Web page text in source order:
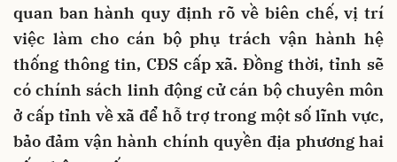
quan ban hành quy định rõ về biên chế, vị trí
việc làm cho cán bộ phụ trách vận hành hệ
thống thông tin, CĐS cấp xã. Đồng thời, tỉnh sẽ
có chính sách linh động cử cán bộ chuyên môn
ở cấp tỉnh về xã để hỗ trợ trong một số lĩnh vực,
bảo đảm vận hành chính quyền địa phương hai